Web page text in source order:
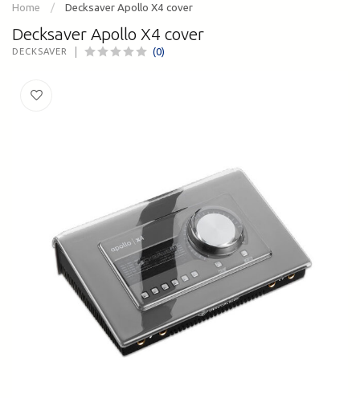
Home / Decksaver Apollo X4 cover
Decksaver Apollo X4 cover
DECKSAVER (0)